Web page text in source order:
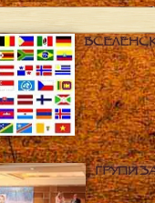
ГРУПИ